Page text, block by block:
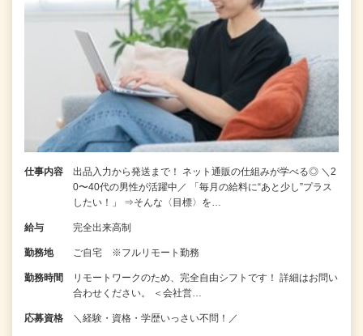
仕事内容
出品入力から発送まで！ ネット通販の仕組みが学べる◎ ＼2
0〜40代の男性が活躍中／ 「毎月の給料に“あと少し”プラス
したい！」 ⇒そんな〈目標〉を…
給与 完全出来高制
勤務地 ご自宅 ※フルリモート勤務
勤務時間
リモートワークのため、完全自由シフトです！ 詳細はお問い
合わせください。 ＜会社営…
応募資格 ＼経験・資格・学歴いっさい不問！／